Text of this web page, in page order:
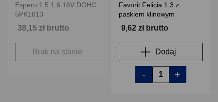
Espero 1.5 1.6 16V DOHC
5PK1013
38,15 zł brutto
Brak na stanie
Favorit Felicia 1.3 z
paskiem klinowym
9,62 zł brutto
Dodaj
- +